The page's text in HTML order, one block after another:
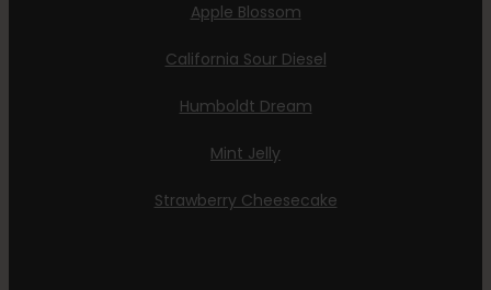
Apple Blossom
California Sour Diesel
Humboldt Dream
Mint Jelly
Strawberry Cheesecake